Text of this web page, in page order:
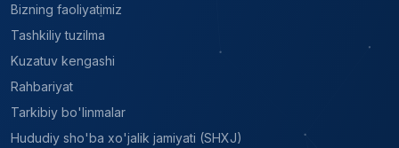
Bizning faoliyatimiz
Tashkiliy tuzilma
Kuzatuv kengashi
Rahbariyat
Tarkibiy bo'linmalar
Hududiy sho'ba xo'jalik jamiyati (SHXJ)